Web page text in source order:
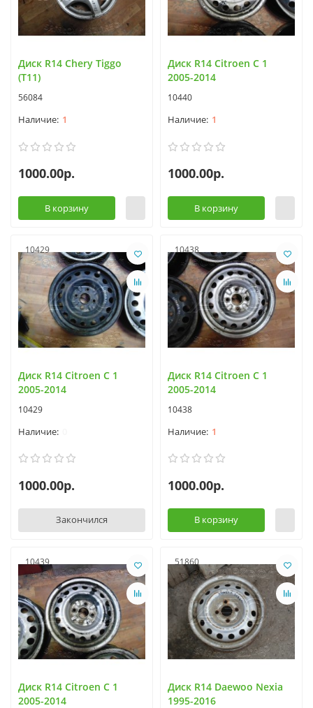
Диск R14 Chery Tiggo
(T11)
56084
1
1000.00р.
В корзину
Диск R14 Citroen C 1
2005-2014
10440
1
1000.00р.
В корзину
10429
Диск R14 Citroen C 1
2005-2014
10429
1000.00р.
Закончился
10438
Диск R14 Citroen C 1
2005-2014
10438
1
1000.00р.
В корзину
10439
Диск R14 Citroen C 1
2005-2014
51860
Диск R14 Daewoo Nexia
1995-2016